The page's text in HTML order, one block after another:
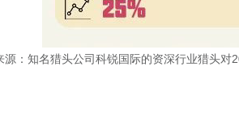
源：知名猎头公司科锐国际的资深行业猎头对